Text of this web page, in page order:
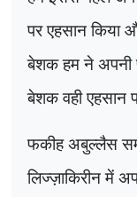
पर एहसान किया
बेशक हम ने अपनी
बेशक वही एहसान
फकीह अबुल्लैस
लिज्ज़ाकिरीन में